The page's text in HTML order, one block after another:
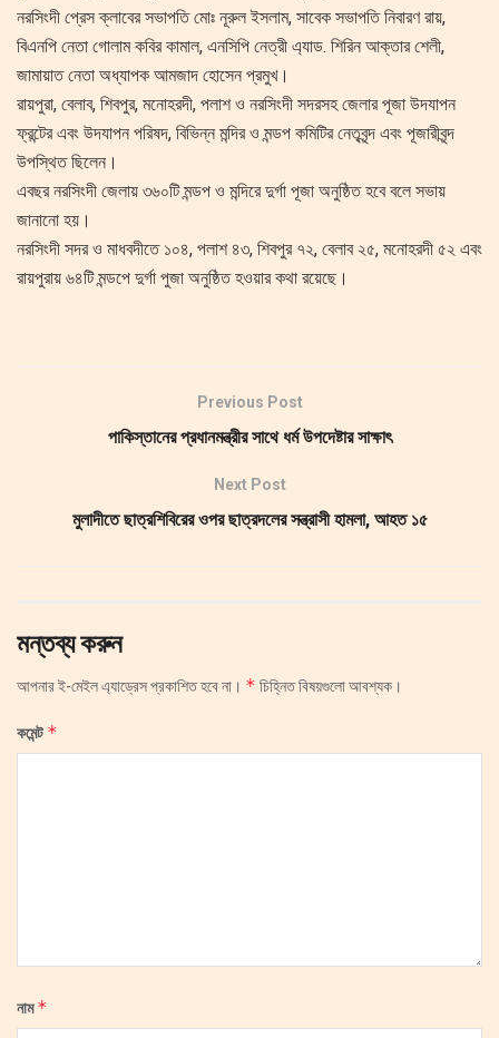
নরসিংদী প্রেস ক্লাবের সভাপতি মোঃ নূরুল ইসলাম, সাবেক সভাপতি নিবারণ রায়,
বিএনপি নেতা গোলাম কবির কামাল, এনসিপি নেত্রী এ্যাড. শিরিন আক্তার শেলী,
জামায়াত নেতা অধ্যাপক আমজাদ হোসেন প্রমুখ।
রায়পুরা, বেলাব, শিবপুর, মনোহরদী, পলাশ ও নরসিংদী সদরসহ জেলার পূজা উদযাপন
ফ্রন্টের এবং উদযাপন পরিষদ, বিভিন্ন মন্দির ও মন্ডপ কমিটির নেতৃবৃন্দ এবং পূজারীবৃন্দ
উপস্থিত ছিলেন।
এবছর নরসিংদী জেলায় ৩৬০টি মন্ডপ ও মন্দিরে দুর্গা পূজা অনুষ্ঠিত হবে বলে সভায়
জানানো হয়।
নরসিংদী সদর ও মাধবদীতে ১০৪, পলাশ ৪৩, শিবপুর ৭২, বেলাব ২৫, মনোহরদী ৫২ এবং
রায়পুরায় ৬৪টি মন্ডপে দুর্গা পুজা অনুষ্ঠিত হওয়ার কথা রয়েছে।
Previous Post
পাকিস্তানের প্রধানমন্ত্রীর সাথে ধর্ম উপদেষ্টার সাক্ষাৎ
Next Post
মুলাদীতে ছাত্রশিবিরের ওপর ছাত্রদলের সন্ত্রাসী হামলা, আহত ১৫
মন্তব্য করুন
আপনার ই-মেইল এ্যাড্রেস প্রকাশিত হবে না। * চিহ্নিত বিষয়গুলো আবশ্যক।
কমেন্ট*
নাম*